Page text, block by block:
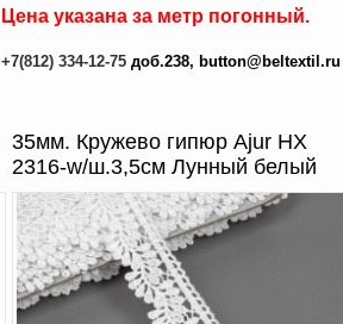
Цена указана за метр погонный.
+7(812) 334-12-75 доб.238, button@beltextil.ru
35мм. Кружево гипюр Ajur HX
2316-w/ш.3,5см Лунный белый